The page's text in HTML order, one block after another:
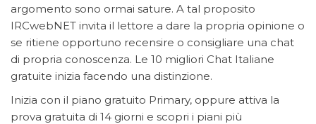
argomento sono ormai sature. A tal proposito
IRCwebNET invita il lettore a dare la propria opinione o
se ritiene opportuno recensire o consigliare una chat
di propria conoscenza. Le 10 migliori Chat Italiane
gratuite inizia facendo una distinzione.
Inizia con il piano gratuito Primary, oppure attiva la
prova gratuita di 14 giorni e scopri i piani più